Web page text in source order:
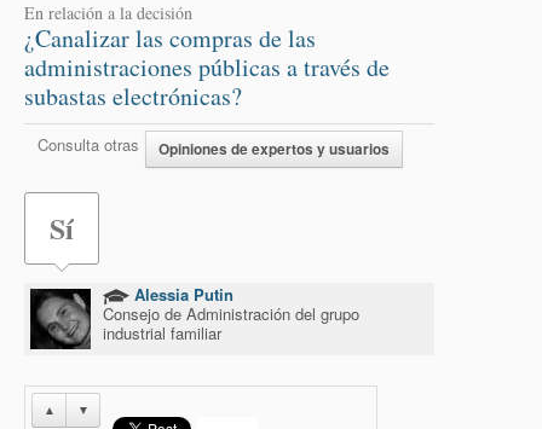
En relación a la decisión
¿Canalizar las compras de las
administraciones públicas a través de
subastas electrónicas?
Consulta otras Opiniones de expertos y usuarios
Sí
Alessia Putin
Consejo de Administración del grupo
industrial familiar
▲ ▼